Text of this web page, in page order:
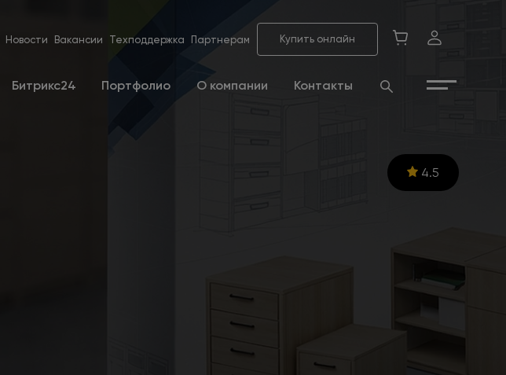
Новости Вакансии Техподдержка Партнерам Купить онлайн
Битрикс24 Портфолио О компании Контакты
4.5